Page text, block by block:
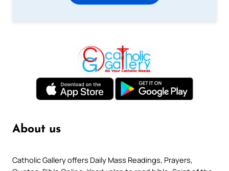
About us
Catholic Gallery offers Daily Mass Readings, Prayers,